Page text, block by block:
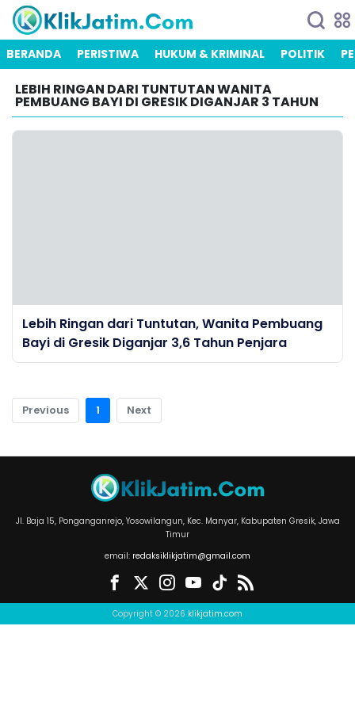
BERANDA PERISTIWA HUKUM & KRIMINAL POLITIK
LEBIH RINGAN DARI TUNTUTAN WANITA
PEMBUANG BAYI DI GRESIK DIGANJAR 3 TAHUN
Lebih Ringan dari Tuntutan, Wanita Pembuang
Bayi di Gresik Diganjar 3,6 Tahun Penjara
Previous 1 Next
Jl. Baja 15, Ponganganrejo, Yosowilangun, Kec. Manyar, Kabupaten Gresik, Jawa
Timur
email: redaksiklikjatim@gmail.com
Copyright © 2026 klikjatim.com